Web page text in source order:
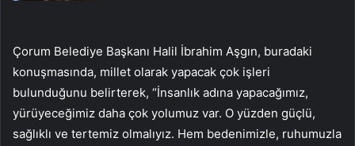
Çorum Belediye Başkanı Halil İbrahim Aşgın, buradaki
konuşmasında, millet olarak yapacak çok işleri
bulunduğunu belirterek, “İnsanlık adına yapacağımız,
yürüyeceğimiz daha çok yolumuz var. O yüzden güçlü,
sağlıklı ve tertemiz olmalıyız. Hem bedenimizle, ruhumuzla